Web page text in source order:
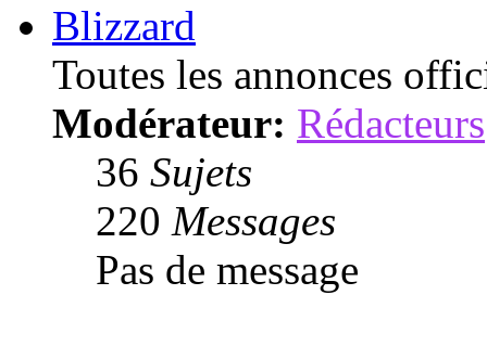
Blizzard
Toutes les annonces
Modérateur: Rédacteurs
36 Sujets
220 Messages
Pas de message